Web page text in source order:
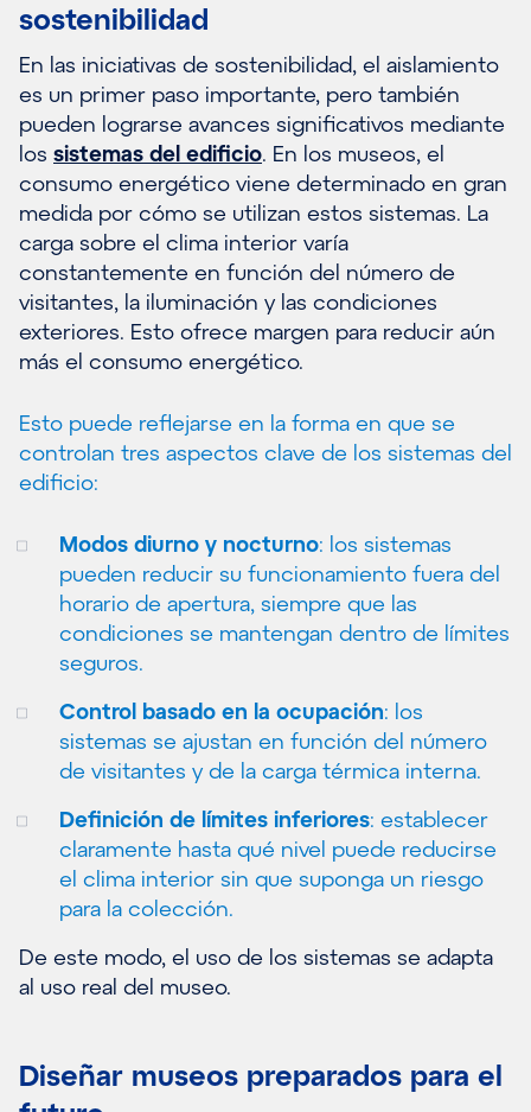
sostenibilidad
En las iniciativas de sostenibilidad, el aislamiento
es un primer paso importante, pero también
pueden lograrse avances significativos mediante
los sistemas del edificio. En los museos, el
consumo energético viene determinado en gran
medida por cómo se utilizan estos sistemas. La
carga sobre el clima interior varía
constantemente en función del número de
visitantes, la iluminación y las condiciones
exteriores. Esto ofrece margen para reducir aún
más el consumo energético.
Esto puede reflejarse en la forma en que se
controlan tres aspectos clave de los sistemas del
edificio:
Modos diurno y nocturno: los sistemas
pueden reducir su funcionamiento fuera del
horario de apertura, siempre que las
condiciones se mantengan dentro de límites
seguros.
Control basado en la ocupación: los
sistemas se ajustan en función del número
de visitantes y de la carga térmica interna.
Definición de límites inferiores: establecer
claramente hasta qué nivel puede reducirse
el clima interior sin que suponga un riesgo
para la colección.
De este modo, el uso de los sistemas se adapta
al uso real del museo.
Diseñar museos preparados para el